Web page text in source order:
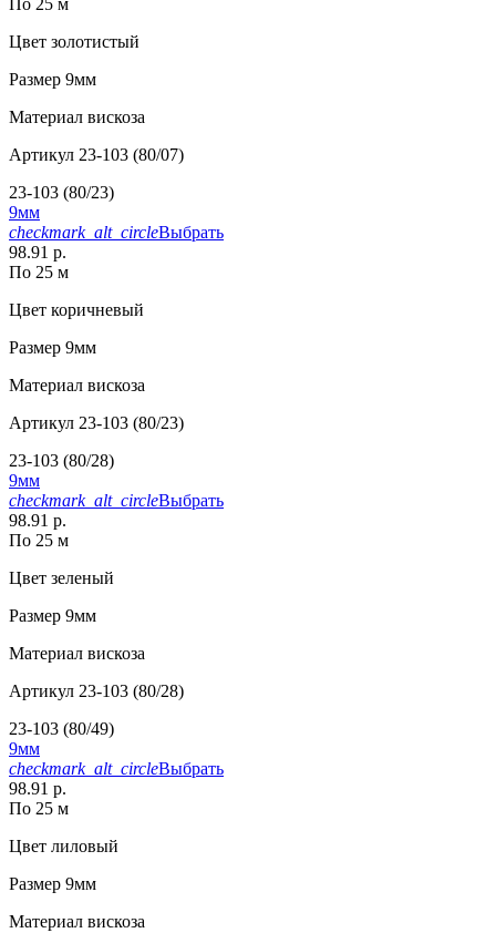
По 25 м
Цвет золотистый
Размер 9мм
Материал вискоза
Артикул 23-103 (80/07)
23-103 (80/23)
9мм
checkmark_alt_circleВыбрать
98.91 р.
По 25 м
Цвет коричневый
Размер 9мм
Материал вискоза
Артикул 23-103 (80/23)
23-103 (80/28)
9мм
checkmark_alt_circleВыбрать
98.91 р.
По 25 м
Цвет зеленый
Размер 9мм
Материал вискоза
Артикул 23-103 (80/28)
23-103 (80/49)
9мм
checkmark_alt_circleВыбрать
98.91 р.
По 25 м
Цвет лиловый
Размер 9мм
Материал вискоза